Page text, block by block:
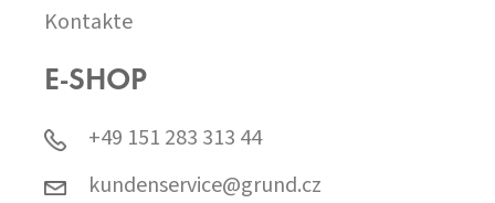
Kontakte
E-SHOP
+49 151 283 313 44
kundenservice@grund.cz